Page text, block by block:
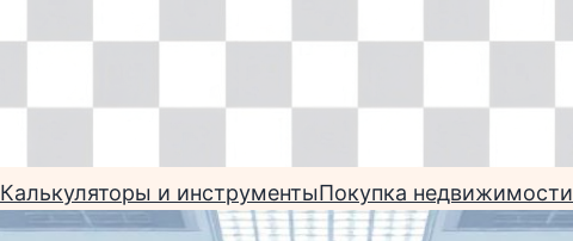
Калькуляторы и инструментыПокупка недвижимости